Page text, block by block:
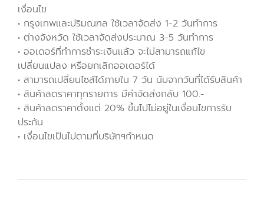
เงื่อนไข
• กรุงเทพและปริมณฑล ใช้เวลาจัดส่ง 1-2 วันทำการ
• ต่างจังหวัด ใช้เวลาจัดส่งประมาณ 3-5 วันทำการ
• ออเดอร์ที่ทำการชำระเงินแล้ว จะไม่สามารถแก้ไข
เปลี่ยนแปลง หรือยกเลิกออเดอร์ได้
• สามารถเปลี่ยนไซส์ได้ภายใน 7 วัน นับจากวันที่ได้รับสินค้า
• สินค้าลดราคาทุกรายการ มีค่าจัดส่งกลับ 100.-
• สินค้าลดราคาตั้งแต่ 20% ขึ้นไปไม่อยู่ในเงื่อนไขการรับ
ประกัน
• เงื่อนไขเป็นไปตามที่บริษัทฯกำหนด